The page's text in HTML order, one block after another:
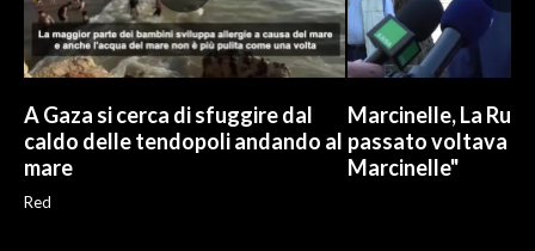
A Gaza si cerca di sfuggire dal
caldo delle tendopoli andando al
mare
Red
Marcinelle, La
passato voltava le
Marcinelle"